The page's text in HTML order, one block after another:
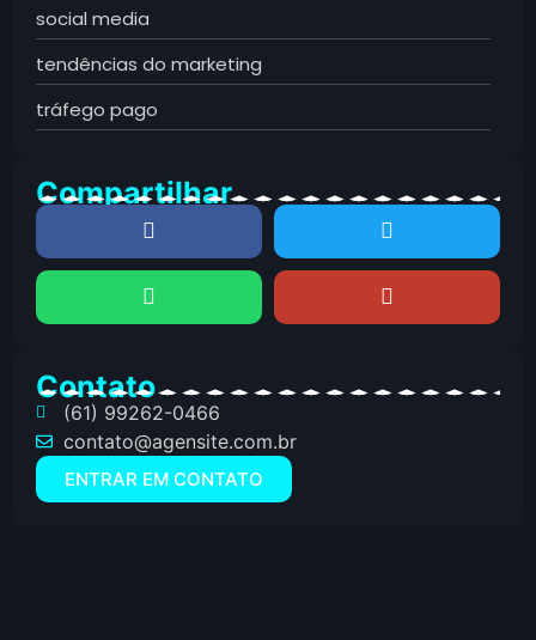
social media
tendências do marketing
tráfego pago
Compartilhar
Contato
(61) 99262-0466
contato@agensite.com.br
ENTRAR EM CONTATO